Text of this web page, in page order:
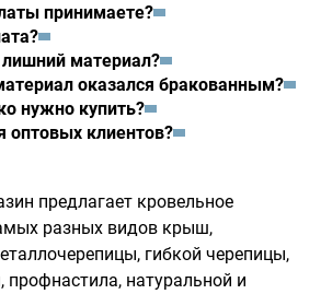
принимаете?
материал?
оказался бракованным?
нужно купить?
оптовых клиентов?
предлагает кровельное
разных видов крыш,
гибкой черепицы,
профнастила, натуральной и